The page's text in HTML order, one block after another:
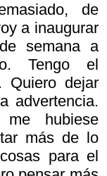
de
a inaugurar
semana a
Tengo el
Quiero dejar
advertencia.
hubiese
más de lo
para el